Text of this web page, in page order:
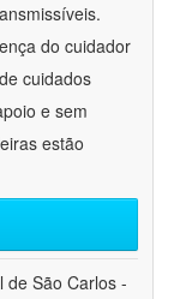
do cuidador
cuidados
e sem
estão
de São Carlos -